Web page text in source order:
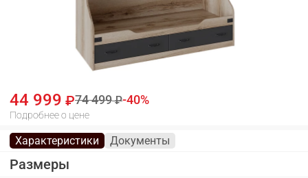
44 999 74 499 40
Подробнее о цене
Характеристики Документы
Размеры